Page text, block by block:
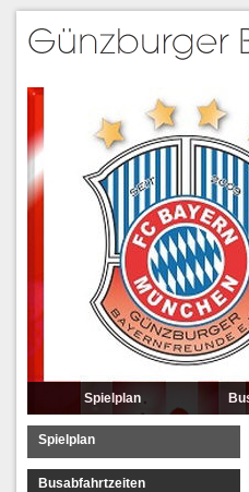
Spielplan
Spielplan
Busabfahrtzeiten